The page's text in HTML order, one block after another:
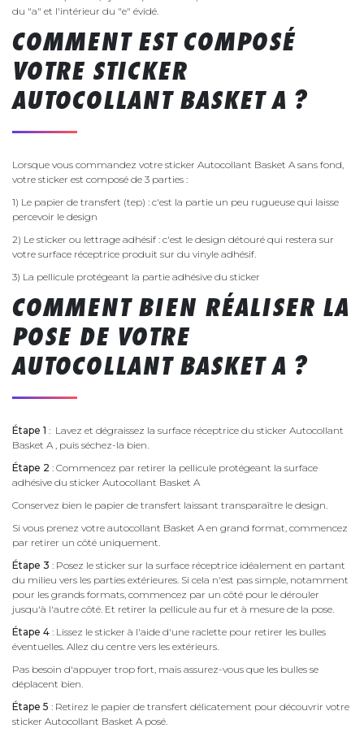
du "a" et l'intérieur du "e" évidé.
COMMENT EST COMPOSÉ
VOTRE STICKER
AUTOCOLLANT BASKET A ?
Lorsque vous commandez votre sticker Autocollant Basket A sans fond,
votre sticker est composé de 3 parties :
1) Le papier de transfert (tep) : c'est la partie un peu rugueuse qui laisse
percevoir le design
2) Le sticker ou lettrage adhésif : c'est le design détouré qui restera sur
votre surface réceptrice produit sur du vinyle adhésif.
3) La pellicule protégeant la partie adhésive du sticker
COMMENT BIEN RÉALISER LA
POSE DE VOTRE
AUTOCOLLANT BASKET A ?
Étape 1 : Lavez et dégraissez la surface réceptrice du sticker Autocollant
Basket A , puis séchez-la bien.
Étape 2 : Commencez par retirer la pellicule protégeant la surface
adhésive du sticker Autocollant Basket A
Conservez bien le papier de transfert laissant transparaître le design.
Si vous prenez votre autocollant Basket A en grand format, commencez
par retirer un côté uniquement.
Étape 3 : Posez le sticker sur la surface réceptrice idéalement en partant
du milieu vers les parties extérieures. Si cela n'est pas simple, notamment
pour les grands formats, commencez par un côté pour le dérouler
jusqu'à l'autre côté. Et retirer la pellicule au fur et à mesure de la pose.
Étape 4 : Lissez le sticker à l'aide d'une raclette pour retirer les bulles
éventuelles. Allez du centre vers les extérieurs.
Pas besoin d'appuyer trop fort, mais assurez-vous que les bulles se
déplacent bien.
Étape 5 : Retirez le papier de transfert délicatement pour découvrir votre
sticker Autocollant Basket A posé.